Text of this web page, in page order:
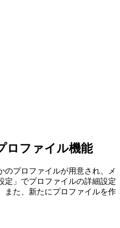
ロファイル機能
のプロファイルが用意され、メ
定」でプロファイルの詳細設定
また、新たにプロファイルを作